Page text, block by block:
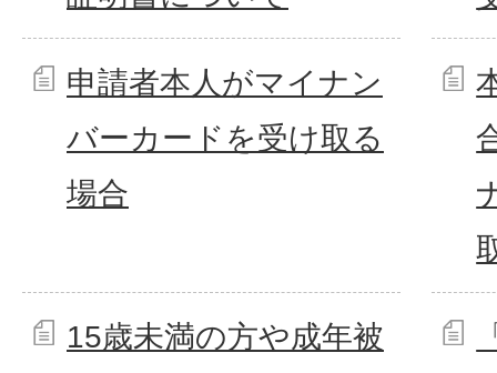
申請者本人がマイナン
バーカードを受け取る
場合
15歳未満の方や成年被